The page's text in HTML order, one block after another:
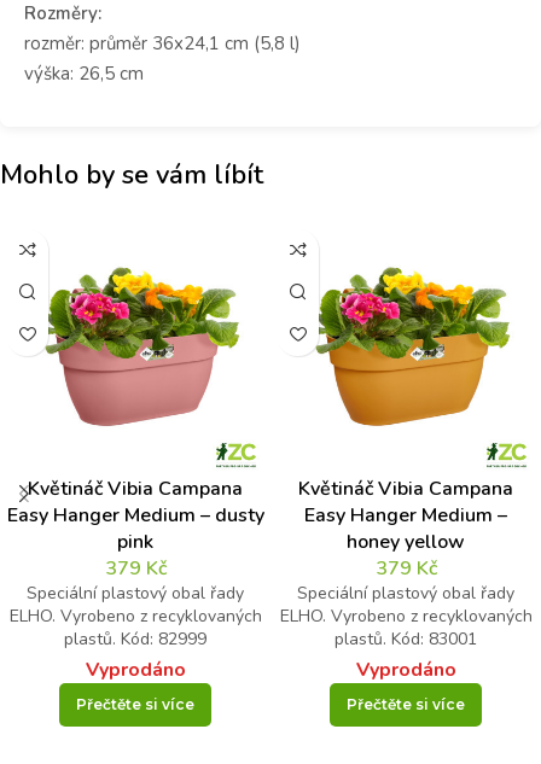
Rozměry:
rozměr: průměr 36x24,1 cm (5,8 l)
výška: 26,5 cm
Mohlo by se vám líbít
Květináč Vibia Campana
Easy Hanger Medium – dusty
pink
379 Kč
Speciální plastový obal řady
ELHO. Vyrobeno z recyklovaných
plastů. Kód: 82999
Vyprodáno
Přečtěte si více
Květináč Vibia Campana
Easy Hanger Medium –
honey yellow
379 Kč
Speciální plastový obal řady
ELHO. Vyrobeno z recyklovaných
plastů. Kód: 83001
Vyprodáno
Přečtěte si více